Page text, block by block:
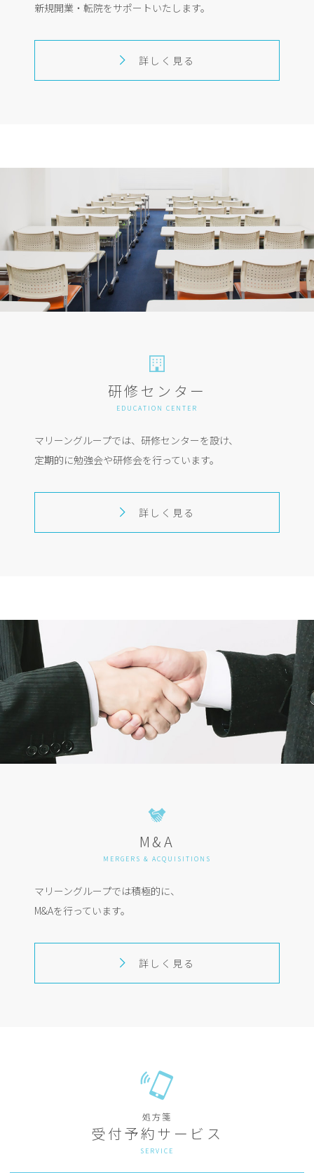
新規開業・転院をサポートいたします。
詳しく見る
研修センター
EDUCATION CENTER
マリーングループでは、研修センターを設け、
定期的に勉強会や研修会を行っています。
詳しく見る
M&A
MERGERS & ACQUISITIONS
マリーングループでは積極的に、
M&Aを行っています。
詳しく見る
処方箋
受付予約サービス
SERVICE